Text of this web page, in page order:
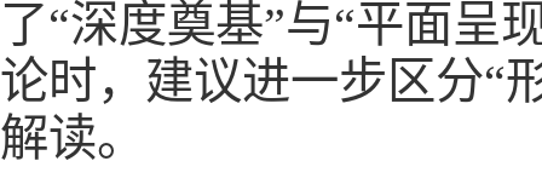
了“深度奠基”与“平面呈
论时，建议进一步区分“
解读。